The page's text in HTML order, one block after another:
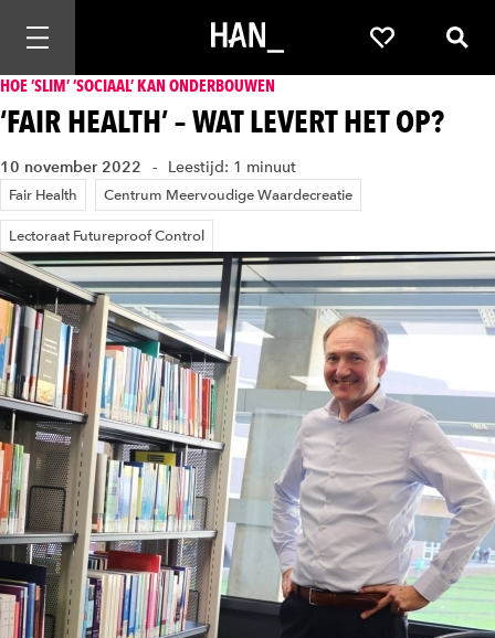
Mobiele navigatie openen Favorieten
HOE ‘SLIM’ ‘SOCIAAL’ KAN ONDERBOUWEN
‘FAIR HEALTH’ – WAT LEVERT HET OP?
10 november 2022 Leestijd: 1 minuut
Fair Health Centrum Meervoudige Waardecreatie
Lectoraat Futureproof Control